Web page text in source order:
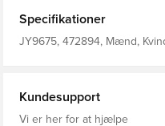
pasform 100% genanvendt
Specifikationer
JY9675, 472894, Mænd,
Kundesupport
Vi er her for at hjælpe